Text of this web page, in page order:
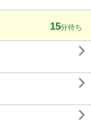
15分待ち


